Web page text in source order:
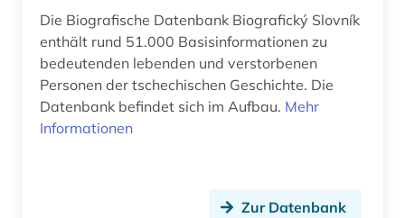
musikwissenschaft (1)
nachschlagewerk (15)
naturwissenschaft (1)
neurologie (1)
nichtchristliche religion (1)
Die Biografische Datenbank Biografický Slovník
enthält rund 51.000 Basisinformationen zu
bedeutenden lebenden und verstorbenen
Personen der tschechischen Geschichte. Die
Datenbank befindet sich im Aufbau. Mehr
Informationen
Zur Datenbank